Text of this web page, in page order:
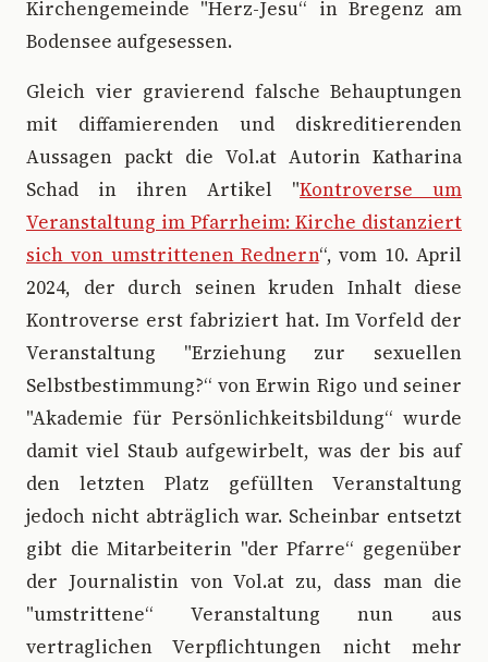
Kirchengemeinde "Herz-Jesu“ in Bregenz am
Bodensee aufgesessen.
Gleich vier gravierend falsche Behauptungen
mit diffamierenden und diskreditierenden
Aussagen packt die Vol.at Autorin Katharina
Schad in ihren Artikel "Kontroverse um
Veranstaltung im Pfarrheim: Kirche distanziert
sich von umstrittenen Rednern“, vom 10. April
2024, der durch seinen kruden Inhalt diese
Kontroverse erst fabriziert hat. Im Vorfeld der
Veranstaltung "Erziehung zur sexuellen
Selbstbestimmung?“ von Erwin Rigo und seiner
"Akademie für Persönlichkeitsbildung“ wurde
damit viel Staub aufgewirbelt, was der bis auf
den letzten Platz gefüllten Veranstaltung
jedoch nicht abträglich war. Scheinbar entsetzt
gibt die Mitarbeiterin "der Pfarre“ gegenüber
der Journalistin von Vol.at zu, dass man die
"umstrittene“ Veranstaltung nun aus
vertraglichen Verpflichtungen nicht mehr